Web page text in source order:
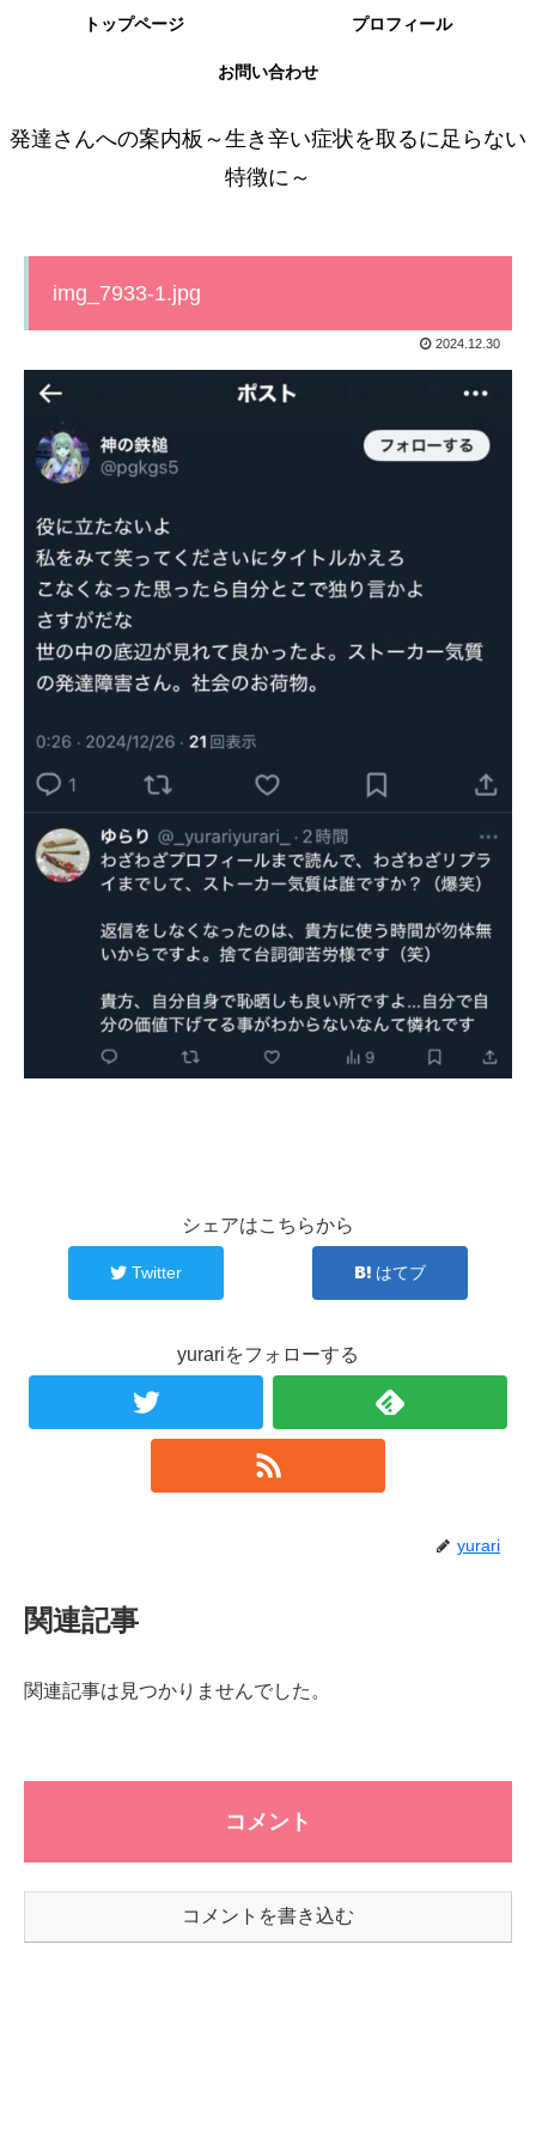
発達さんへの案内板～生き辛い症状を取るに足らない
特徴に～
トップページ プロフィール
お問い合わせ
img_7933-1.jpg
2024.12.30
シェアはこちらから
Twitter はてブ
yurariをフォローする
yurari
関連記事
関連記事は見つかりませんでした。
コメント
コメントを書き込む